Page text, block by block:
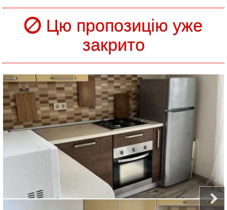
Цю пропозицію уже
закрито